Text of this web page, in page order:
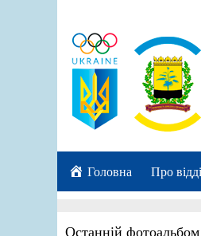
Головна Про
Останній фотоальбом